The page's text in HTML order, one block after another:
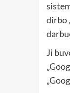
dirbo
Ji